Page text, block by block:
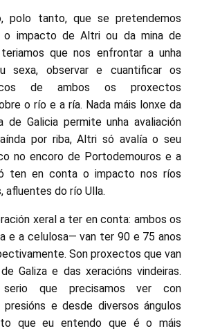
polo tanto, que se pretendemos
o impacto de Altri ou da mina de
que nos enfrontar a unha
sexa, observar e cuantificar os
de ambos os proxectos
o río e a ría. Nada máis lonxe da
de Galicia permite unha avaliación
aínda por riba, Altri só avalía o seu
no encoro de Portodemouros e a
ten en conta o impacto nos ríos
afluentes do río Ulla.
xeral a ter en conta: ambos os
e a celulosa— van ter 90 e 75 anos
Son proxectos que van
Galiza e das xeracións vindeiras.
que precisamos ver con
presións e desde diversos ángulos
que eu entendo que é o máis